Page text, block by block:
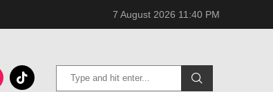
7 August 2026 11:40 PM